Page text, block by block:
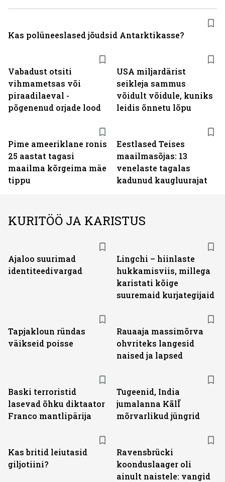
Vabadust otsiti
vihmametsas või
piraadilaeval -
põgenenud orjade lood
USA miljardärist
seikleja sammus
võidult võidule, kuniks
leidis õnnetu lõpu
Pime ameeriklane ronis
25 aastat tagasi
maailma kõrgeima mäe
tippu
Eestlased Teises
maailmasõjas: 13
venelaste tagalas
kadunud kaugluurajat
Kas polüneeslased jõudsid Antarktikasse?
KURITÖÖ JA KARISTUS
Ajaloo suurimad
identiteedivargad
Lingchi – hiinlaste
hukkamisviis, millega
karistati kõige
suuremaid kurjategijaid
Tapjakloun ründas
väikseid poisse
Rauaaja massimõrva
ohvriteks langesid
naised ja lapsed
Baski terroristid
lasevad õhku diktaator
Franco mantlipärija
Tugeenid, India
jumalanna KālĪ
mõrvarlikud jüngrid
Kas britid leiutasid
giljotiini?
Ravensbrücki
koonduslaager oli
ainult naistele: vangid